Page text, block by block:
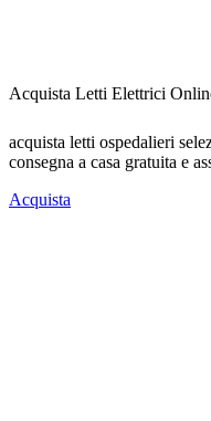
Acquista Letti Elettrici
acquista letti ospedalieri
consegna a casa gratuita e
Acquista